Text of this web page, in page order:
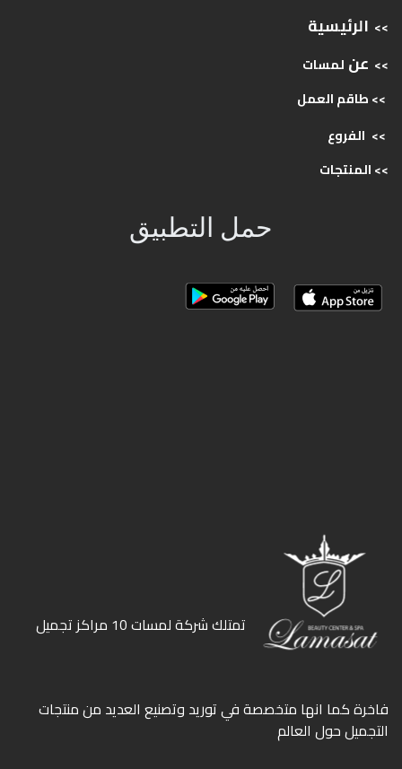
>> الرئيسية
>> عن لمسات
>> طاقمالعمل
>> الفروع
>>المنتجات
حمل التطبيق
ﺗﻤﺘﻠﻚ ﺷﺮﻛﺔ ﻟﻤﺴﺎت 10 ﻣﺮاﻛﺰ ﺗﺠﻤﻴﻞ
ﻓﺎﺧﺮة كما انها ﻣﺘﺨﺼﺼﺔ ﻓﻲ ﺗﻮرﻳﺪ وﺗﺼﻨﻴﻊ اﻟﻌﺪﻳﺪ ﻣﻦ ﻣﻨﺘﺠﺎت
اﻟﺘﺠﻤﻴﻞ ﺣﻮل اﻟﻌﺎﻟﻢ